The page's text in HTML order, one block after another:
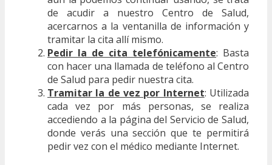
de acudir a nuestro Centro de Salud,
acercarnos a la ventanilla de información y
tramitar la cita allí mismo.
Pedir la de cita telefónicamente: Basta
con hacer una llamada de teléfono al Centro
de Salud para pedir nuestra cita.
Tramitar la de vez por Internet: Utilizada
cada vez por más personas, se realiza
accediendo a la página del Servicio de Salud,
donde verás una sección que te permitirá
pedir vez con el médico mediante Internet.